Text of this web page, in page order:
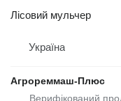
Лісовий мульчер
Україна
Агрореммаш-Плюс